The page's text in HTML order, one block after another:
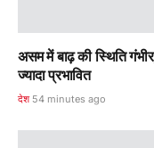
असम में बाढ़ की स्थिति
ज्यादा प्रभावित
देश 54 minutes ago